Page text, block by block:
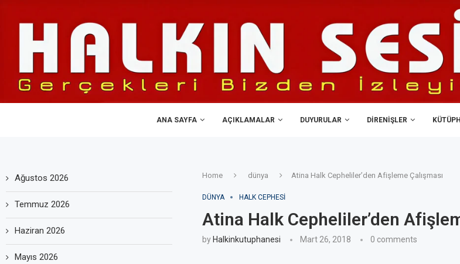
ANA SAYFA AÇIKLAMALAR DUYURULAR DIRENIŞLER
Home dünya Atina Halk Cepheliler’den Afişleme Çalışması
DÜNYA HALK CEPHESI
Atina Halk Cepheliler’den
byHalkinkutuphanesi Mart 26, 2018 0 comments
Ağustos 2026
Temmuz 2026
Haziran 2026
Mayıs 2026